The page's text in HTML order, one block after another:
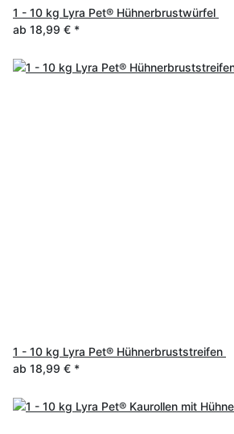
1 - 10 kg Lyra Pet® Hühnerbrustwürfel
ab 18,99 € *
1 - 10 kg Lyra Pet® Hühnerbruststreifen
ab 18,99 € *